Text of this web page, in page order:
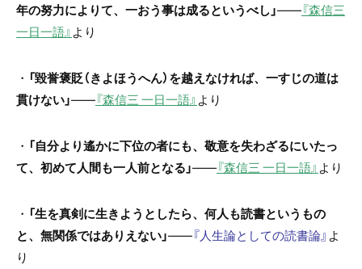
年の努力によりて、一おう事は成るというべし」――『森信三
一日一語』 より
・ 「毀誉褒貶（きよほうへん）を越えなければ、一すじの道は
貫けない」――『森信三 一日一語』 より
・ 「自分より遙かに下位の者にも、敬意を失わざるにいたっ
て、初めて人間も一人前となる」――『森信三 一日一語』 より
・ 「生を真剣に生きようとしたら、何人も読書というもの
と、無関係ではありえない」――『人生論としての読書論』 よ
り